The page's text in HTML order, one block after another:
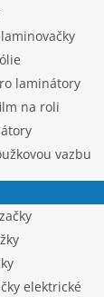
laminátory
na roli
vazbu
elektrické